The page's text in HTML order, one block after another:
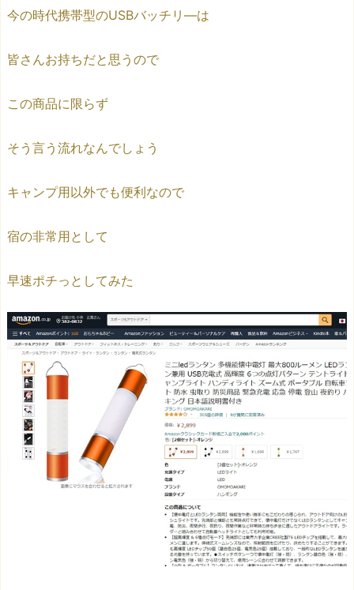
今の時代携帯型のUSBバッチリ―は
皆さんお持ちだと思うので
この商品に限らず
そう言う流れなんでしょう
キャンプ用以外でも便利なので
宿の非常用として
早速ポチっとしてみた